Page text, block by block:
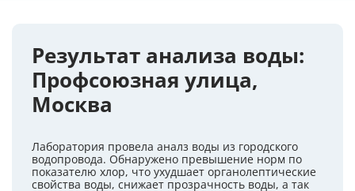
Результат анализа воды:
Профсоюзная улица,
Москва
Лаборатория провела аналз воды из городского
водопровода. Обнаружено превышение норм по
показателю хлор, что ухудшает органолептические
свойства воды, снижает прозрачность воды, а так